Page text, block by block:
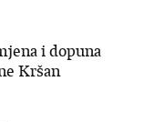
i dopuna
Kršan